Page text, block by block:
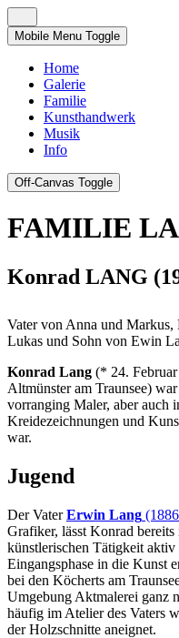
Mobile Menu Toggle
Home
Galerie
Familie
Kunsthandwerk
Musik
Info
Off-Canvas Toggle
FAMILIE
Konrad LANG
Vater von Anna und
Lukas und Sohn von Ewin
Konrad Lang (* 24.
Altmünster am Traunsee)
vorranging Maler, aber auch
Kreidezeichnungen und
war.
Jugend
Der VaterErwin Lang
Grafiker, lässt Konrad
künstlerischen Tätigkeit
Eingangsphase in die Kunst
bei den Köcherts am
Umgebung Aktmalerei ganz
häufig im Atelier des Vaters
der Holzschnitte aneignet.